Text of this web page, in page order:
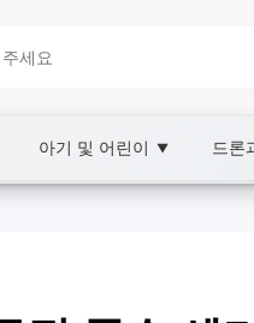
아기 및 어린이 ▼ 드론